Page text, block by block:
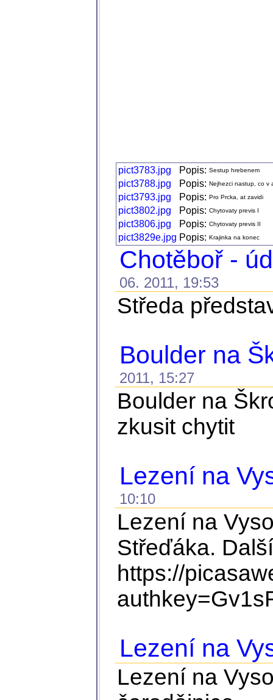
pict3783.jpg Popis: Sestup hrebenem
pict3788.jpg Popis: Nejhezci nastup, co v
pict3793.jpg Popis: Pro Prcka, at zavidi
pict3802.jpg Popis: Chytovaty previs I
pict3806.jpg Popis: Chytovaty previs II
pict3829e.jpg Popis: Krajinka na konec
Chotěboř -
06. 2011, 19:53
Středa
Boulder na
2011, 15:27
Boulder na
zkusit chytit
Lezení na
10:10
Lezení na
Střeďáka.
https://
Lezení na
Lezení na